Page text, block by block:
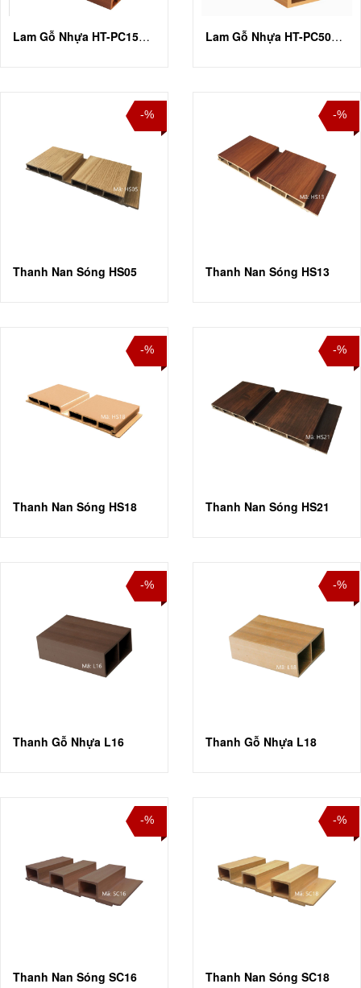
Lam Gỗ Nhựa HT-PC150H150 Lam Gỗ Nhựa HT-PC50H50
-%
Thanh Nan Sóng HS05
-%
Thanh Nan Sóng HS13
-%
Thanh Nan Sóng HS18
-%
Thanh Nan Sóng HS21
-%
Thanh Gỗ Nhựa L16
-%
Thanh Gỗ Nhựa L18
-%
Thanh Nan Sóng SC16
-%
Thanh Nan Sóng SC18